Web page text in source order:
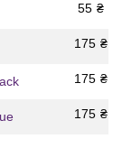
55 ₴
175 ₴
175 ₴
175 ₴